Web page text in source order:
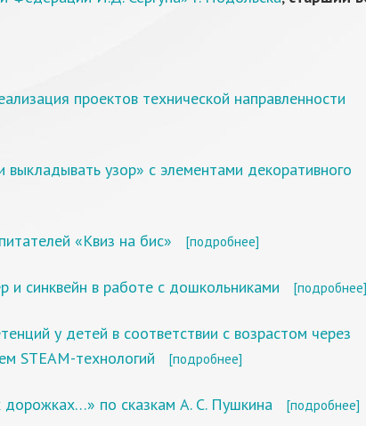
проектов технической направленности
узор» с элементами декоративного
«Квиз на бис» [подробнее]
и синквейн в работе с дошкольниками [подробнее]
у детей в соответствии с возрастом через
STEAM-технологий
[подробнее]
дорожках…» по сказкам А. С. Пушкина [подробнее]